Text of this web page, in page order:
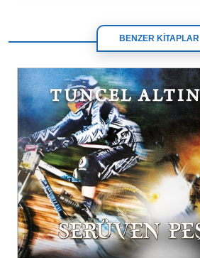
BENZER KİTAPLAR